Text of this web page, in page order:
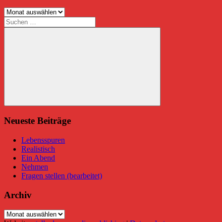
Archive
Suchen
nach:
Suchen
Neueste Beiträge
Lebensspuren
Realistisch
Ein Abend
Nehmen
Fragen stellen (bearbeitet)
Archiv
Archiv